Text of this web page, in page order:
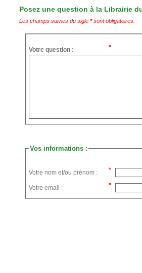
Posez une question à la Librairie
Les champs suivies du sigle *sont obligatoires.
Votre question :
Vos informations :
Votre nom et/ou prénom :
Votre email :